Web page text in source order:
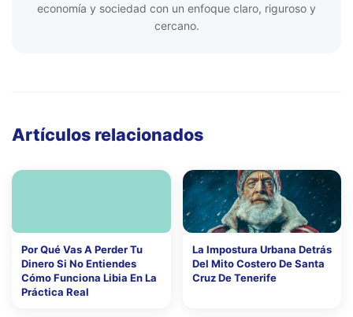
economía y sociedad con un enfoque claro, riguroso y
cercano.
Artículos relacionados
Por Qué Vas A Perder Tu
Dinero Si No Entiendes
Cómo Funciona Libia En La
Práctica Real
La Impostura Urbana Detrás
Del Mito Costero De Santa
Cruz De Tenerife